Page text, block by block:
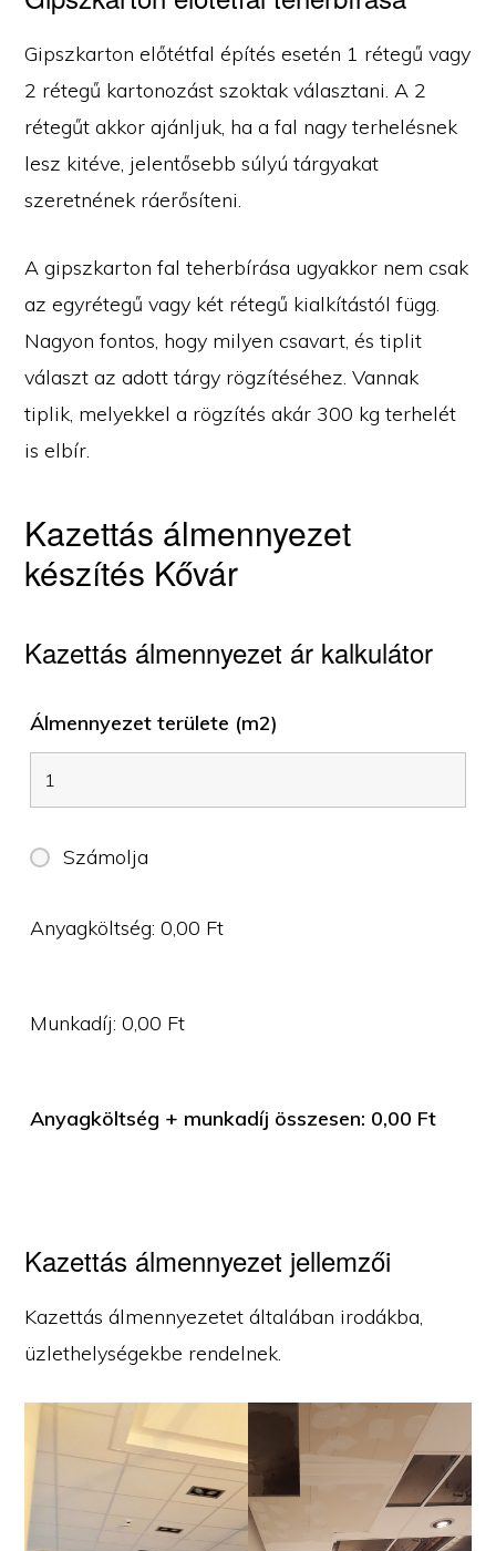
Gipszkarton előtétfal építés esetén 1 rétegű vagy
2 rétegű kartonozást szoktak választani. A 2
rétegűt akkor ajánljuk, ha a fal nagy terhelésnek
lesz kitéve, jelentősebb súlyú tárgyakat
szeretnének ráerősíteni.
A gipszkarton fal teherbírása ugyakkor nem csak
az egyrétegű vagy két rétegű kialkítástól függ.
Nagyon fontos, hogy milyen csavart, és tiplit
választ az adott tárgy rögzítéséhez. Vannak
tiplik, melyekkel a rögzítés akár 300 kg terhelét
is elbír.
Kazettás álmennyezet
készítés Kővár
Kazettás álmennyezet ár kalkulátor
Álmennyezet területe (m2)
Számolja
Anyagköltség:0,00 Ft
Munkadíj:0,00 Ft
Anyagköltség + munkadíj összesen: 0,00 Ft
Kazettás álmennyezet jellemzői
Kazettás álmennyezetet általában irodákba,
üzlethelységekbe rendelnek.